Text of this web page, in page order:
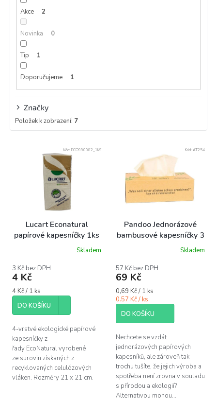
Akce 2
Novinka 0
Tip 1
Doporučujeme 1
Značky
Položek k zobrazení: 7
ů
Lucart Econatural
papírové kapesníčky 1ks
Skladem
3 Kč bez DPH
4 Kč
Měrná
cena:
4 Kč / 1 ks
DO KOŠÍKU
4-vrstvé ekologické papírové
kapesníčky z
řady EcoNatural vyrobené
ze surovin získaných z
recyklovaných celulózových
vláken. Rozměry 21 x 21 cm.
Kód: ECO990082_1KS
Pandoo Jednorázové
bambusové kapesníčky 3
vrstvé 100 ks
produktu
je
z
5
hvězdiček.
Skladem
57 Kč bez DPH
69 Kč
Měrná
cena:
0,69 Kč / 1 ks
0.57 Kč / ks
DO KOŠÍKU
Nechcete se vzdát
jednorázových papírových
kapesníků, ale zároveň tak
trochu tušíte, že jejich výroba a
spotřeba není zrovna v souladu
s přírodou a ekologií?
Alternativou mohou...
Kód: AT254